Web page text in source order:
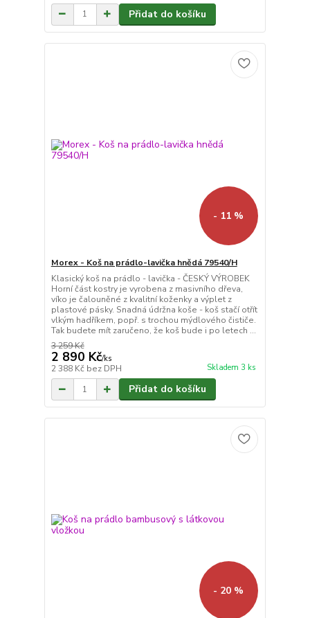
Přidat do košíku
- 11 %
Morex - Koš na prádlo-lavička hnědá 79540/H
Klasický koš na prádlo - lavička - ČESKÝ VÝROBEK
Horní část kostry je vyrobena z masivního dřeva,
víko je čalouněné z kvalitní koženky a výplet z
plastové pásky. Snadná údržna koše - koš stačí otřít
vlkým hadříkem, popř. s trochou mýdlového čističe.
Tak budete mít zaručeno, že koš bude i po letech ...
3 259 Kč
2 890 Kč/ks
2 388 Kč bez DPH Skladem 3 ks
Přidat do košíku
- 20 %